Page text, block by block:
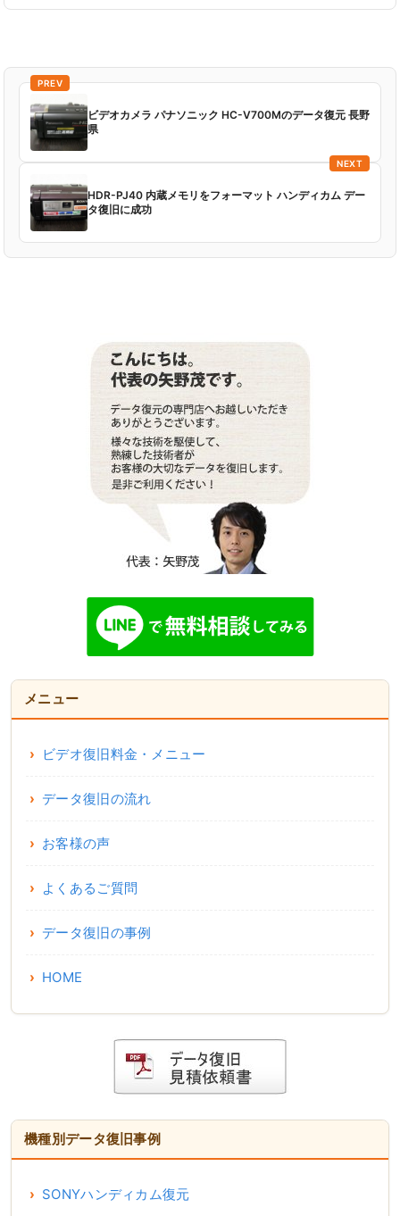
PREV
ビデオカメラ パナソニック HC-V700Mのデータ復元 長野
県
NEXT
HDR-PJ40 内蔵メモリをフォーマット ハンディカム デー
タ復旧に成功
メニュー
ビデオ復旧料金・メニュー
データ復旧の流れ
お客様の声
よくあるご質問
データ復旧の事例
HOME
機種別データ復旧事例
SONYハンディカム復元